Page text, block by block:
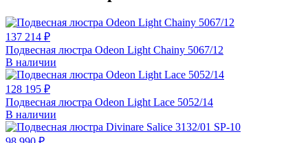
137 214 ₽
Подвесная люстра Odeon Light Chainy 5067/12
В наличии
128 195 ₽
Подвесная люстра Odeon Light Lace 5052/14
В наличии